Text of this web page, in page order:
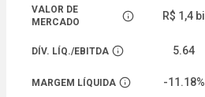
VALOR DE
MERCADO
Abrir descrição
R$ 1,4 bi
DÍV. LÍQ./EBITDA
Abrir descrição
5.64
MARGEM LÍQUIDA
Abrir descrição
-11.18%